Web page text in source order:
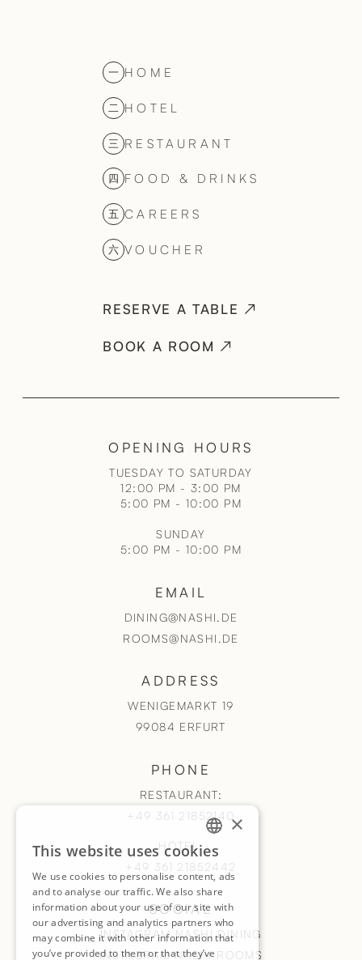
一 HOME
二 HOTEL
三 RESTAURANT
四 FOOD & DRINKS
五 CAREERS
六 VOUCHER
RESERVE A TABLE ↗
BOOK A ROOM ↗
OPENING HOURS
TUESDAY TO SATURDAY
12:00 PM - 3:00 PM
5:00 PM - 10:00 PM
SUNDAY
5:00 PM - 10:00 PM
EMAIL
DINING@NASHI.DE
ROOMS@NASHI.DE
ADDRESS
WENIGEMARKT 19
99084 ERFURT
PHONE
RESTAURANT:
+49 361 21852140
HOTEL:
+49 361 21852442
SOCIAL
INSTAGRAM NASHI DINING
INSTAGRAM NASHI ROOMS
GERMAN
ENGLISH
×
This website uses cookies
We use cookies to personalise content, ads
and to analyse our traffic. We also share
information about your use of our site with
our advertising and analytics partners who
may combine it with other information that
you’ve provided to them or that they’ve